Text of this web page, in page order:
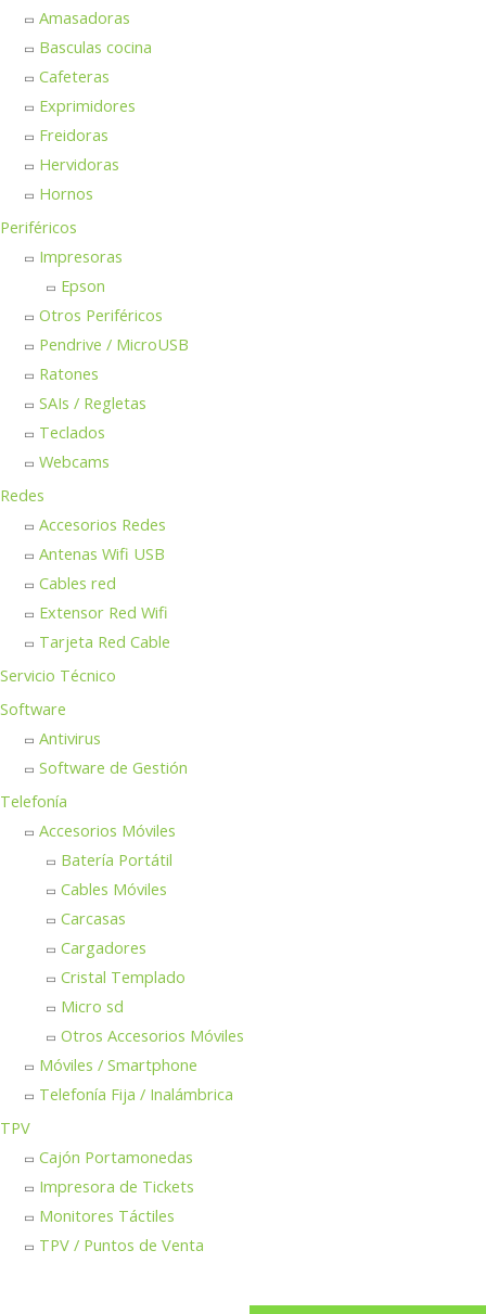
Amasadoras
Basculas cocina
Cafeteras
Exprimidores
Freidoras
Hervidoras
Hornos
Periféricos
Impresoras
Epson
Otros Periféricos
Pendrive / MicroUSB
Ratones
SAIs / Regletas
Teclados
Webcams
Redes
Accesorios Redes
Antenas Wifi USB
Cables red
Extensor Red Wifi
Tarjeta Red Cable
Servicio Técnico
Software
Antivirus
Software de Gestión
Telefonía
Accesorios Móviles
Batería Portátil
Cables Móviles
Carcasas
Cargadores
Cristal Templado
Micro sd
Otros Accesorios Móviles
Móviles / Smartphone
Telefonía Fija / Inalámbrica
TPV
Cajón Portamonedas
Impresora de Tickets
Monitores Táctiles
TPV / Puntos de Venta